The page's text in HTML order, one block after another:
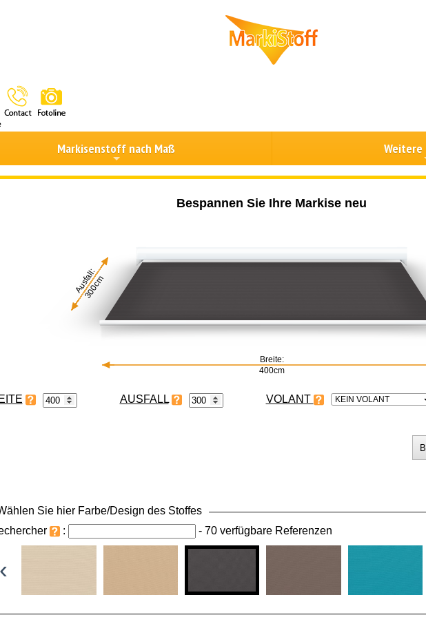
Markisenstoff nach Maß Weitere
Bespannen Sie Ihre Markise neu
Breite:
400cm
Ausfall:
300cm
VOLANT KEIN VOLANT
Sie hier Farbe/Design des Stoffes
: - 70 verfügbare Referenzen
‹